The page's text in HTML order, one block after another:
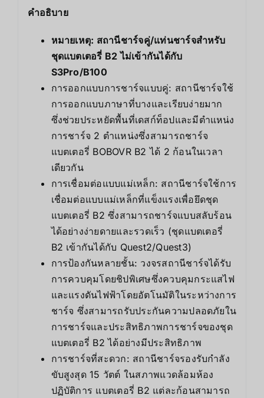
คำอธิบาย
หมายเหตุ: สถานีชาร์จคู่/แท่นชาร์จสำหรับ
ชุดแบตเตอรี่ B2 ไม่เข้ากันได้กับ
S3Pro/B100
การออกแบบการชาร์จแบบคู่: สถานีชาร์จใช้
การออกแบบภาษาที่บางและเรียบง่ายมาก
ซึ่งช่วยประหยัดพื้นที่เดสก์ท็อปและมีตำแหน่ง
การชาร์จ 2 ตำแหน่งซึ่งสามารถชาร์จ
แบตเตอรี่ BOBOVR B2 ได้ 2 ก้อนในเวลา
เดียวกัน
การเชื่อมต่อแบบแม่เหล็ก: สถานีชาร์จใช้การ
เชื่อมต่อแบบแม่เหล็กที่แข็งแรงเพื่อยึดชุด
แบตเตอรี่ B2 ซึ่งสามารถชาร์จแบบสลับร้อน
ได้อย่างง่ายดายและรวดเร็ว (ชุดแบตเตอรี่
B2 เข้ากันได้กับ Quest2/Quest3)
การป้องกันหลายชั้น: วงจรสถานีชาร์จได้รับ
การควบคุมโดยชิปพิเศษซึ่งควบคุมกระแสไฟ
และแรงดันไฟฟ้าโดยอัตโนมัติในระหว่างการ
ชาร์จ ซึ่งสามารถรับประกันความปลอดภัยใน
การชาร์จและประสิทธิภาพการชาร์จของชุด
แบตเตอรี่ B2 ได้อย่างมีประสิทธิภาพ
การชาร์จที่สะดวก: สถานีชาร์จรองรับกำลัง
ขับสูงสุด 15 วัตต์ ในสภาพแวดล้อมห้อง
ปฏิบัติการ แบตเตอรี่ B2 แต่ละก้อนสามารถ